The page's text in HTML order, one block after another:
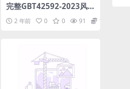
完整GBT42592-2023风
力发电机组风轮叶片超声
波检测方法.pdf
2 年前 0 0 91 1.98